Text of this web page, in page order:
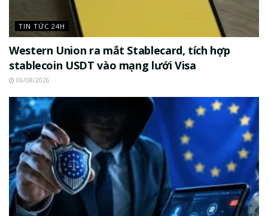
TIN TỨC 24H
Western Union ra mắt Stablecard, tích hợp
stablecoin USDT vào mạng lưới Visa
06/08/2026